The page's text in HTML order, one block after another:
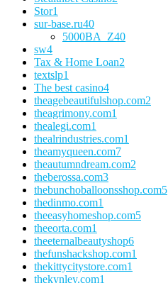
Stor1
sur-base.ru40
5000BA_Z40
sw4
Tax & Home Loan2
textslp1
The best casino4
theagebeautifulshop.com2
theagrimony.com1
thealegi.com1
thealrindustries.com1
theamyqueen.com7
theautumndream.com2
theberossa.com3
thebunchoballoonsshop.com5
thedinmo.com1
theeasyhomeshop.com5
theeorta.com1
theeternalbeautyshop6
thefunshackshop.com1
thekittycitystore.com1
thekynley.com1